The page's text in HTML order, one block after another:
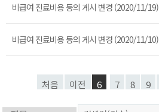
비급여 진료비용 등의 게시 변경 (2020/11/19)
비급여 진료비용 등의 게시 변경 (2020/11/10)
처음 이전 6 7 8 9